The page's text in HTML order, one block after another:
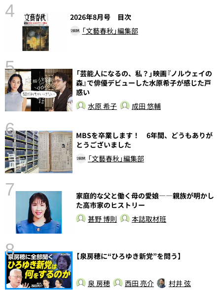
4
2026年8月号 目次
「文藝春秋」編集部
5
「芸能人になるの、私？」映画『ノルウェイの
森』で俳優デビューした水原希子が感じた戸
惑い
水原 希子
成田 悠輔
6
MBSを卒業します！ 6年間、どうもありが
とうございました
「文藝春秋」編集部
7
家庭的な父と働く母の愛娘――親族が明かし
た高市家のヒストリー
甚野 博則
本誌取材班
8 【泉房穂に“ひろゆき新党”を問う】
泉 房穂 西田 亮介 村井 弦